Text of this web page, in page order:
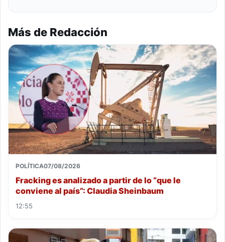
Más de Redacción
POLÍTICA07/08/2026
Fracking es analizado a partir de lo “que le
conviene al país”: Claudia Sheinbaum
12:55